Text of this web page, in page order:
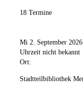
18 Termine
Mi 2. September 2026
Uhrzeit nicht bekannt
Ort:
Stadtteilbibliothek